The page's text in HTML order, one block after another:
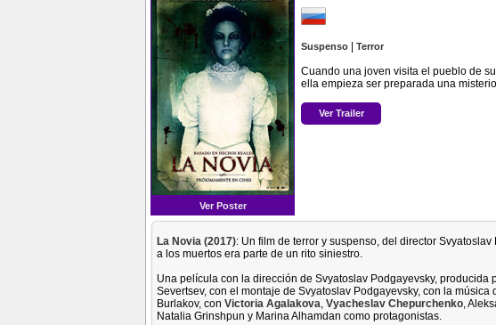
Ver Poster
Suspenso Terror
Cuando una joven visita el pueblo de
ella empieza ser preparada una
Ver Trailer
La Novia (2017): Un film de terror y suspenso, del director
a los muertos era parte de un rito siniestro.
Una película con la dirección de Svyatoslav Podgayevsky, producida
Severtsev, con el montaje de Svyatoslav Podgayevsky, con la
Burlakov, con Victoria Agalakova, Vyacheslav Chepurchenko,
Natalia Grinshpun y Marina Alhamdan como protagonistas.